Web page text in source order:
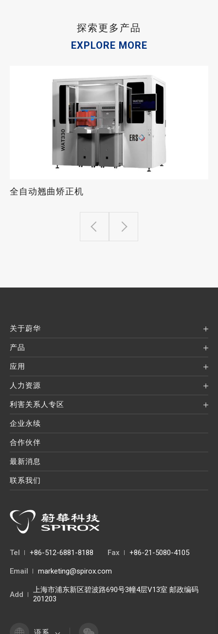
探索更多产品
EXPLORE MORE
全自动翘曲矫正机
关于蔚华
产品
应用
人力资源
利害关系人专区
企业永续
合作伙伴
最新消息
联系我们
Tel +86-512-6881-8188 Fax +86-21-5080-4105
Email marketing@spirox.com
Add
上海市浦东新区碧波路690号3幢4层V13室 邮政编码
201203